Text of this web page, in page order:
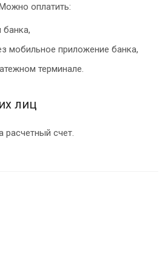
оплатить:
мобильное приложение банка,
терминале.
лиц
расчетный счет.